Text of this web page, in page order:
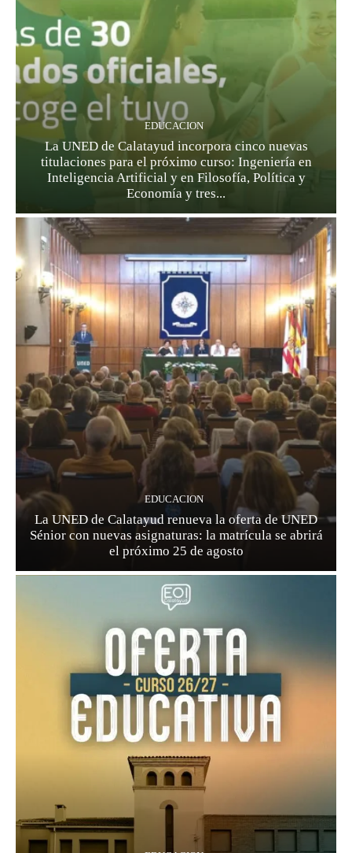
EDUCACION
La UNED de Calatayud incorpora cinco nuevas
titulaciones para el próximo curso: Ingeniería en
Inteligencia Artificial y en Filosofía, Política y
Economía y tres...
EDUCACION
La UNED de Calatayud renueva la oferta de UNED
Sénior con nuevas asignaturas: la matrícula se abrirá
el próximo 25 de agosto